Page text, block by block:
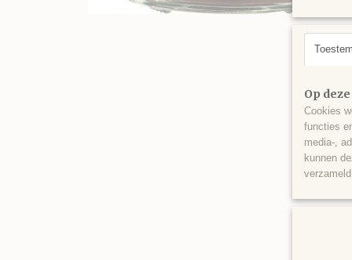
Op
Cookies
functies
media-,
kunnen